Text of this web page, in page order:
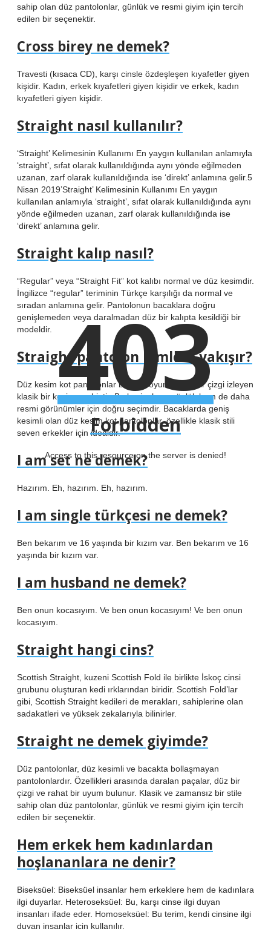
sahip olan düz pantolonlar, günlük ve resmi giyim için tercih
edilen bir seçenektir.
Cross birey ne demek?
Travesti (kısaca CD), karşı cinsle özdeşleşen kıyafetler giyen
kişidir. Kadın, erkek kıyafetleri giyen kişidir ve erkek, kadın
kıyafetleri giyen kişidir.
Straight nasıl kullanılır?
‘Straight’ Kelimesinin Kullanımı En yaygın kullanılan anlamıyla
‘straight’, sıfat olarak kullanıldığında aynı yönde eğilmeden
uzanan, zarf olarak kullanıldığında ise ‘direkt’ anlamına gelir.5
Nisan 2019’Straight’ Kelimesinin Kullanımı En yaygın
kullanılan anlamıyla ‘straight’, sıfat olarak kullanıldığında aynı
yönde eğilmeden uzanan, zarf olarak kullanıldığında ise
‘direkt’ anlamına gelir.
Straight kalıp nasıl?
“Regular” veya “Straight Fit” kot kalıbı normal ve düz kesimdir.
İngilizce “regular” teriminin Türkçe karşılığı da normal ve
sıradan anlamına gelir. Pantolonun bacaklara doğru
genişlemeden veya daralmadan düz bir kalıpta kesildiği bir
modeldir.
Straight pantolon kimlere yakışır?
Düz kesim kot pantolonlar bacak boyunca düz bir çizgi izleyen
klasik bir kesime sahiptir. Bu kesim hem günlük hem de daha
resmi görünümler için doğru seçimdir. Bacaklarda geniş
kesimli olan düz kesim kot pantolonlar, özellikle klasik stili
seven erkekler için idealdir.
I am set ne demek?
Hazırım. Eh, hazırım. Eh, hazırım.
I am single türkçesi ne demek?
Ben bekarım ve 16 yaşında bir kızım var. Ben bekarım ve 16
yaşında bir kızım var.
I am husband ne demek?
Ben onun kocasıyım. Ve ben onun kocasıyım! Ve ben onun
kocasıyım.
Straight hangi cins?
Scottish Straight, kuzeni Scottish Fold ile birlikte İskoç cinsi
grubunu oluşturan kedi ırklarından biridir. Scottish Fold’lar
gibi, Scottish Straight kedileri de merakları, sahiplerine olan
sadakatleri ve yüksek zekalarıyla bilinirler.
Straight ne demek giyimde?
Düz pantolonlar, düz kesimli ve bacakta bollaşmayan
pantolonlardır. Özellikleri arasında daralan paçalar, düz bir
çizgi ve rahat bir uyum bulunur. Klasik ve zamansız bir stile
sahip olan düz pantolonlar, günlük ve resmi giyim için tercih
edilen bir seçenektir.
Hem erkek hem kadınlardan
hoşlananlara ne denir?
Biseksüel: Biseksüel insanlar hem erkeklere hem de kadınlara
ilgi duyarlar. Heteroseksüel: Bu, karşı cinse ilgi duyan
insanları ifade eder. Homoseksüel: Bu terim, kendi cinsine ilgi
duyan insanlar için kullanılır.
403
Forbidden
Access to this resource on the server is denied!